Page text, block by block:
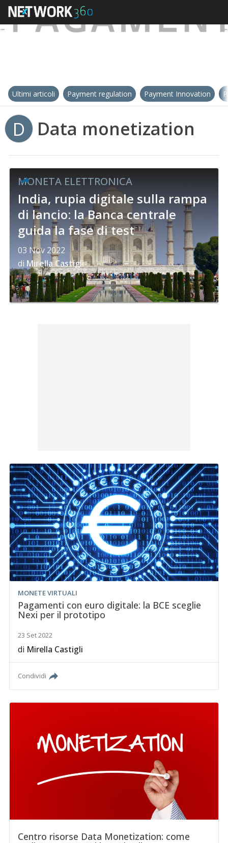
Ultimi articoli Payment regulation Payment Innovation
D Data monetization
MONETA ELETTRONICA
India, rupia digitale sulla rampa
di lancio: la Banca centrale
guida la fase di test
03 Nov 2022
di Mirella Castigli
MONETE VIRTUALI
Pagamenti con euro digitale: la BCE sceglie
Nexi per il prototipo
23 Set 2022
di Mirella Castigli
Condividi
Centro risorse Data Monetization: come